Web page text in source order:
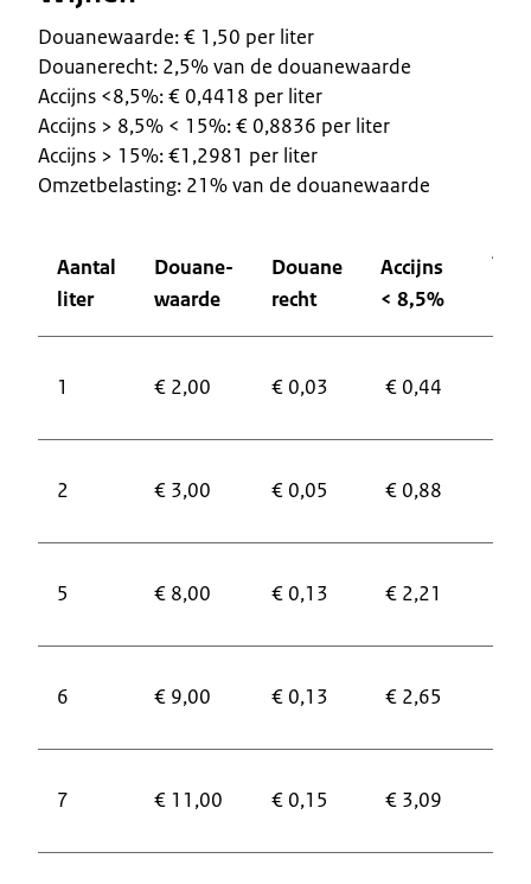
Douanewaarde: € 1,50 per liter
Douanerecht: 2,5% van de douanewaarde
Accijns <8,5%: € 0,4418 per liter
Accijns > 8,5% < 15%: € 0,8836 per liter
Accijns > 15%: €1,2981 per liter
Omzetbelasting: 21% van de douanewaarde
Aantal
liter
Douane-
waarde
Douane
recht
Accijns
< 8,5%
1 € 2,00 € 0,03 € 0,44
2 € 3,00 € 0,05 € 0,88
5 € 8,00 € 0,13 € 2,21
6 € 9,00 € 0,13 € 2,65
7 € 11,00 € 0,15 € 3,09